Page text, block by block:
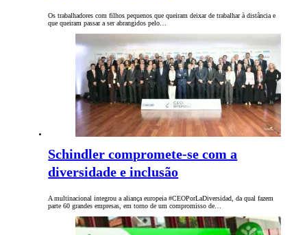
Os trabalhadores com filhos pequenos que queiram deixar de trabalhar à distância e
que queiram passar a ser abrangidos pelo…
Schindler compromete-se com a
diversidade e inclusão
A multinacional integrou a aliança europeia #CEOPorLaDiversidad, da qual fazem
parte 60 grandes empresas, em torno de um compromisso de…